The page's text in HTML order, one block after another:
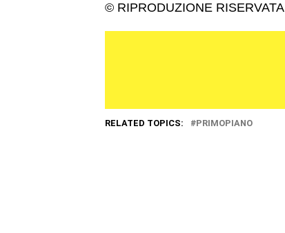
© RIPRODUZIONE RISERVATA
RELATED TOPICS: PRIMOPIANO